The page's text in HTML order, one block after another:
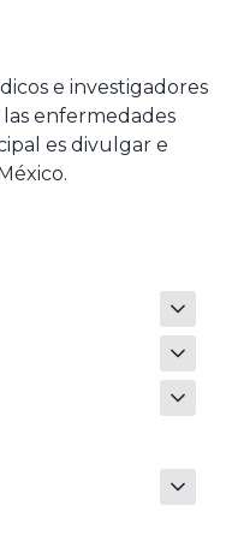
e investigadores
enfermedades
es divulgar e